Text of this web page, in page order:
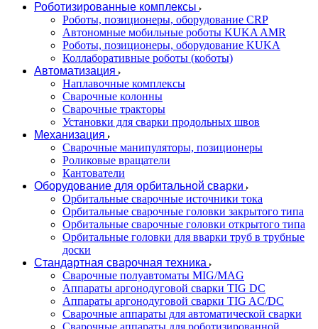
Роботизированные комплексы
Роботы, позиционеры, оборудование CRP
Автономные мобильные роботы KUKA AMR
Роботы, позиционеры, оборудование KUKA
Коллаборативные роботы (коботы)
Автоматизация
Наплавочные комплексы
Сварочные колонны
Сварочные тракторы
Установки для сварки продольных швов
Механизация
Сварочные манипуляторы, позиционеры
Роликовые вращатели
Кантователи
Оборудование для орбитальной сварки
Орбитальные сварочные источники тока
Орбитальные сварочные головки закрытого типа
Орбитальные сварочные головки открытого типа
Орбитальные головки для вварки труб в трубные
доски
Стандартная сварочная техника
Сварочные полуавтоматы MIG/MAG
Аппараты аргонодуговой сварки TIG DC
Аппараты аргонодуговой сварки TIG AC/DC
Сварочные аппараты для автоматической сварки
Сварочные аппараты для роботизированной